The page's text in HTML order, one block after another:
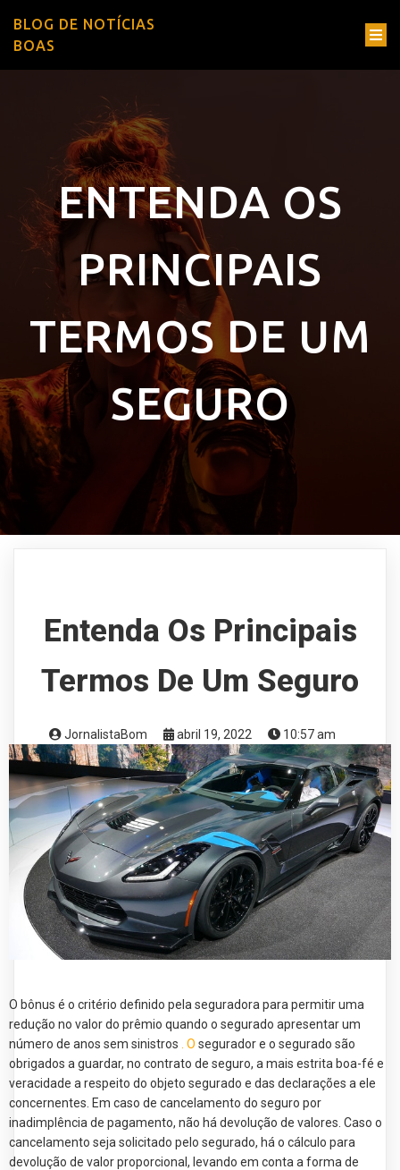
BLOG DE NOTÍCIAS
BOAS
ENTENDA OS
PRINCIPAIS
TERMOS DE UM
SEGURO
Entenda Os Principais
Termos De Um Seguro
JornalistaBom abril 19, 2022 10:57 am
O bônus é o critério definido pela seguradora para permitir uma
redução no valor do prêmio quando o segurado apresentar um
número de anos sem sinistros
. O segurador e o segurado são
obrigados a guardar, no contrato de seguro, a mais estrita boa-fé e
veracidade a respeito do objeto segurado e das declarações a ele
concernentes. Em caso de cancelamento do seguro por
inadimplência de pagamento, não há devolução de valores. Caso o
cancelamento seja solicitado pelo segurado, há o cálculo para
devolução de valor proporcional, levando em conta a forma de